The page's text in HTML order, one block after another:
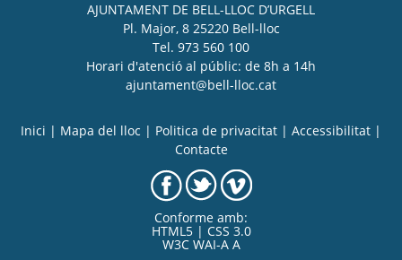
AJUNTAMENT DE BELL-LLOC D’URGELL
Pl. Major, 8 25220 Bell-lloc
Tel. 973 560 100
Horari d'atenció al públic: de 8h a 14h
ajuntament@bell-lloc.cat
Inici | Mapa del lloc | Politica de privacitat | Accessibilitat |
Contacte
Conforme amb:
HTML5 | CSS 3.0
W3C WAI-A A